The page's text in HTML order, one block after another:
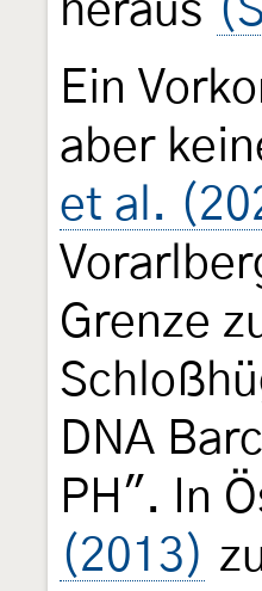
heraus
Ein
aber
et al.
Grenze
DNA
PH". In
(2013)